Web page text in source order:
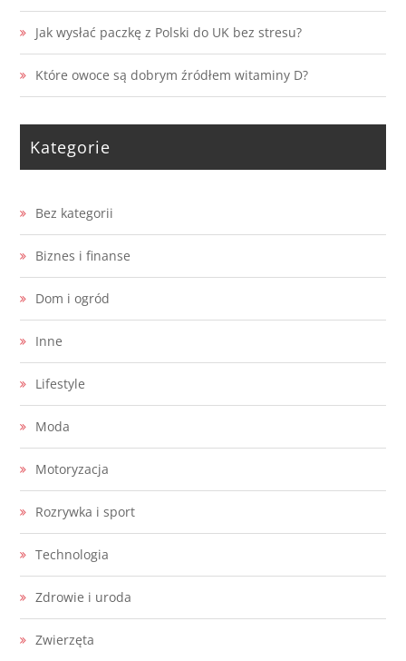
Jak wysłać paczkę z Polski do UK bez stresu?
Które owoce są dobrym źródłem witaminy D?
Kategorie
Bez kategorii
Biznes i finanse
Dom i ogród
Inne
Lifestyle
Moda
Motoryzacja
Rozrywka i sport
Technologia
Zdrowie i uroda
Zwierzęta